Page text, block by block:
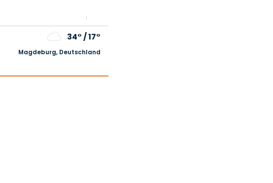
34°/17°
Magdeburg, Deutschland